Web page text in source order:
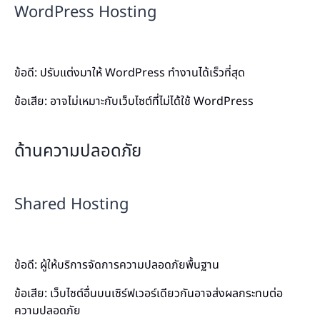
WordPress Hosting
ข้อดี: ปรับแต่งมาให้ WordPress ทำงานได้เร็วที่สุด
ข้อเสีย: อาจไม่เหมาะกับเว็บไซต์ที่ไม่ได้ใช้ WordPress
ด้านความปลอดภัย
Shared Hosting
ข้อดี: ผู้ให้บริการจัดการความปลอดภัยพื้นฐาน
ข้อเสีย: เว็บไซต์อื่นบนเซิร์ฟเวอร์เดียวกันอาจส่งผลกระทบต่อ
ความปลอดภัย